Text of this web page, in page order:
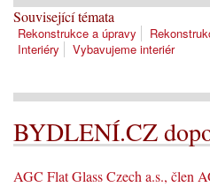
Související témata
Rekonstrukce a úpravy
Interiéry
Vybavujeme interiér
BYDLENÍ.CZ
AGC Flat Glass Czech a.s., člen